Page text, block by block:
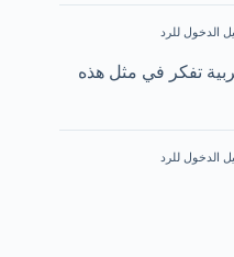
الدخول للرد
تفكر في مثل هذه
الدخول للرد